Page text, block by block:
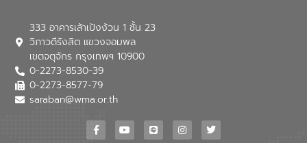
ใช้น้ำที่พุ่งสูงขึ้นจากการขยายตัวของ
การองค์การจัดการน้ำเสีย กล่าวถึงภารกิจ
เพื่อสนับสนุนการพัฒนาเมืองอย่างยั่งยืน
ขณะที่ นายบดินทร์ อุดล กรรมการผู้อำนวย
333 อาคารเล้าเป้งง้วน 1 ชั้น 23
วิภาวดีรังสิต แขวงจอมพล
เขตจตุจักร กรุงเทพฯ 10900
0-2273-8530-39
0-2273-8577-79
saraban@wma.or.th